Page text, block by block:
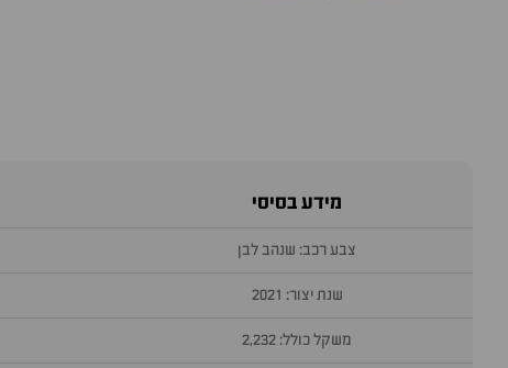
מידע בסיסי
צבע רכב: שנהב לבן
שנת יצור: 2021
משקל כולל: 2,232